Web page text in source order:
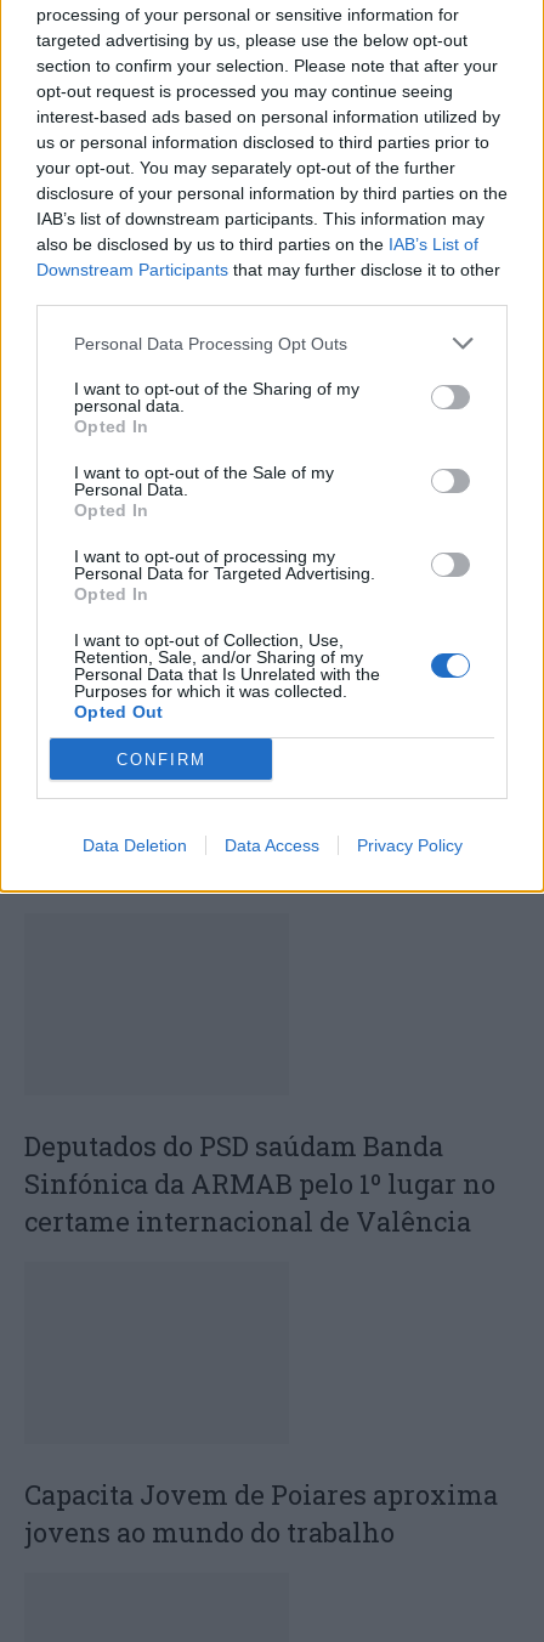
processing of your personal or sensitive information for
targeted advertising by us, please use the below opt-out
section to confirm your selection. Please note that after your
opt-out request is processed you may continue seeing
interest-based ads based on personal information utilized by
us or personal information disclosed to third parties prior to
your opt-out. You may separately opt-out of the further
disclosure of your personal information by third parties on the
IAB’s list of downstream participants. This information may
also be disclosed by us to third parties on the IAB’s List of
Downstream Participants that may further disclose it to other
Personal Data Processing Opt Outs
I want to opt-out of the Sharing of my
personal data.
Opted In
I want to opt-out of the Sale of my
Personal Data.
Opted In
I want to opt-out of processing my
Personal Data for Targeted Advertising.
Opted In
I want to opt-out of Collection, Use,
Retention, Sale, and/or Sharing of my
Personal Data that Is Unrelated with the
Purposes for which it was collected.
Opted Out
CONFIRM
Data Deletion Data Access Privacy Policy
Leiria destacou que esta região tem, “no contexto
nacional, várias consequências das alterações
climáticas”, lembrando os incêndios de 2017, em
Pedrógão Grande e no Pinhal de Leiria, “com
fenómenos climatéricos totalmente anormais”.
O autarca recordou ainda “os fenómenos de ventos
fortes” registados aquando da tempestade Leslie e,
mais recentemente, a seca, que “está a prejudicar
bastante” o dia-a-dia na região.
Gonçalo Lopes apontou também os “fenómenos de
avanço do mar” na costa, com prejuízo,
nomeadamente, para as praias de Pedrógão, em
Leiria, e da Vieira, na Marinha Grande.
Artigo anterior
Feira Medieval de Coimbra
regressa após interregno
de três anos
Próximo artigo
Covilhã é palco de festival
Deputados do PSD saúdam Banda
Sinfónica da ARMAB pelo 1º lugar no
certame internacional de Valência
Capacita Jovem de Poiares aproxima
jovens ao mundo do trabalho